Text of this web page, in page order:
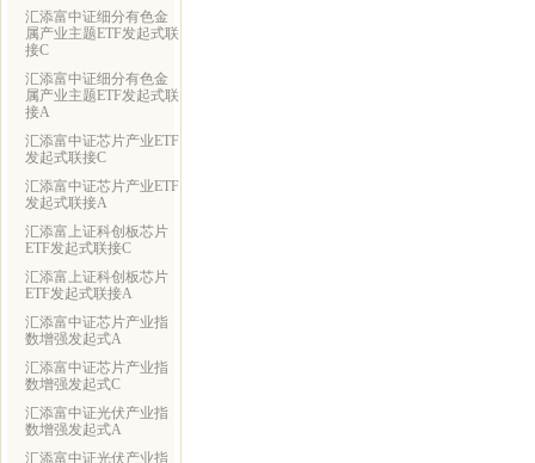
汇添富中证细分有色金
属产业主题ETF发起式联
接C
汇添富中证细分有色金
属产业主题ETF发起式联
接A
汇添富中证芯片产业ETF
发起式联接C
汇添富中证芯片产业ETF
发起式联接A
汇添富上证科创板芯片
ETF发起式联接C
汇添富上证科创板芯片
ETF发起式联接A
汇添富中证芯片产业指
数增强发起式A
汇添富中证芯片产业指
数增强发起式C
汇添富中证光伏产业指
数增强发起式A
汇添富中证光伏产业指